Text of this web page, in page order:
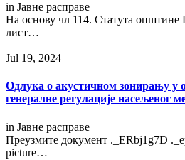
in Јавне расправе
На основу чл 114. Статута општине
лист…
Jul 19, 2024
Одлука о акустичном зонирању у
генералне регулације насељеног
in Јавне расправе
Преузмитe документ ._ERbj1g7D
picture…